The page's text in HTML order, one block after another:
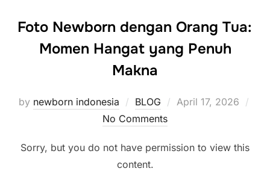
Foto Newborn dengan Orang Tua:
Momen Hangat yang Penuh
Makna
by newborn indonesia BLOG
Posted
April 17, 2026
No Comments
Sorry, but you do not have permission to view this
content.